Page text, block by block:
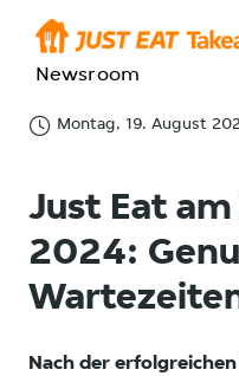
Newsroom
Montag, 19. August
Just Eat
2024:
Nach der